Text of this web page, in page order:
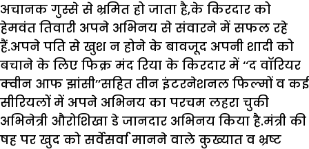
अचानक गुस्से से भ्रमित हो जाता है,के किरदार को
हेमवंत तिवारी अपने अभिनय से संवारने में सफल रहे
हैं.अपने पति से खुश न होने के बावजूद अपनी शादी को
बचाने के लिए फिक्र मंद रिया के किरदार में ‘‘द वाॅरियर
क्वीन आफ झांसी’’सहित तीन इंटरनेशनल फिल्मों व कई
सीरियलों में अपने अभिनय का परचम लहरा चुकी
अभिनेत्री औरोशिखा डे जानदार अभिनय किया है.मंत्री की
षह पर खुद को सर्वेसर्वा मानने वाले कुख्यात व भ्रष्ट